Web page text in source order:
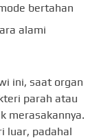
bertahan
alami
ini, saat organ
parah atau
merasakannya.
luar, padahal